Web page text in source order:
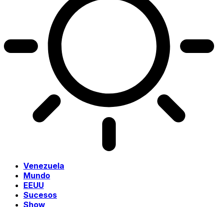
Venezuela
Mundo
EEUU
Sucesos
Show